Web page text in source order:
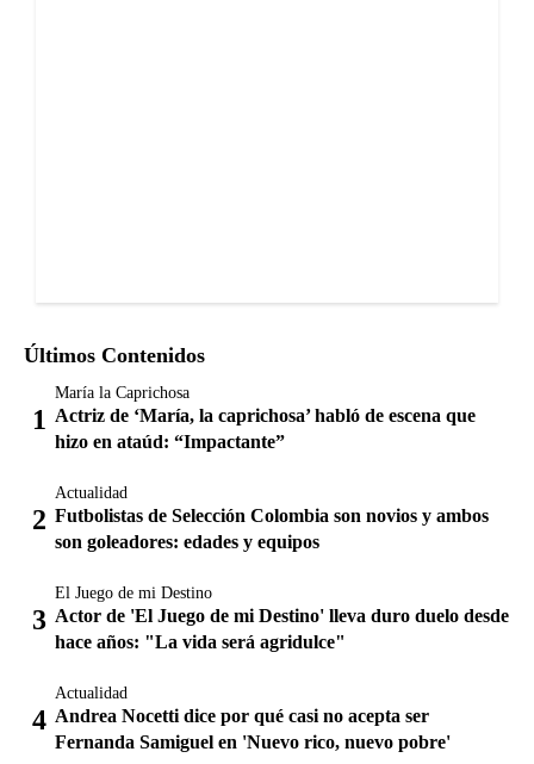
Últimos Contenidos
María la Caprichosa
Actriz de ‘María, la caprichosa’ habló de escena que
hizo en ataúd: “Impactante”
Actualidad
Futbolistas de Selección Colombia son novios y ambos
son goleadores: edades y equipos
El Juego de mi Destino
Actor de 'El Juego de mi Destino' lleva duro duelo desde
hace años: "La vida será agridulce"
Actualidad
Andrea Nocetti dice por qué casi no acepta ser
Fernanda Samiguel en 'Nuevo rico, nuevo pobre'